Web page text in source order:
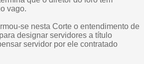
vago.
se nesta Corte o entendimento de
designar servidores a título
servidor por ele contratado